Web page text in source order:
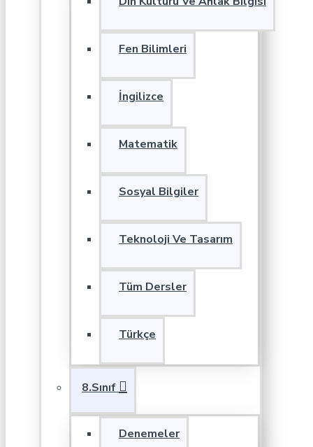
Fen Bilimleri
İngilizce
Matematik
Sosyal Bilgiler
Teknoloji Ve Tasarım
Tüm Dersler
Türkçe
8.Sınıf
Denemeler